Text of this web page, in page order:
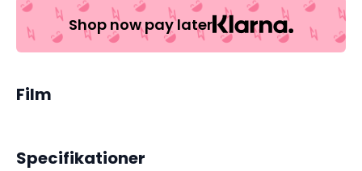
Shop now pay later
Film
Specifikationer